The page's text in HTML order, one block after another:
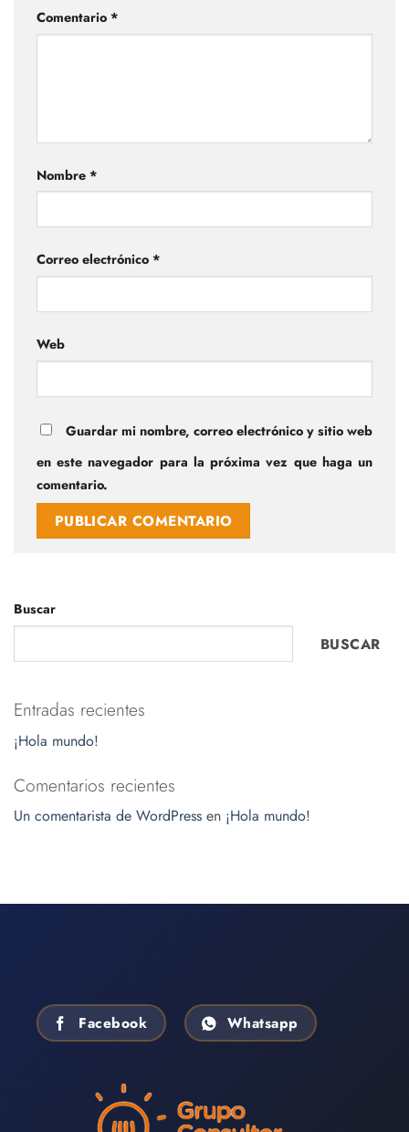
Comentario *
Nombre *
Correo electrónico *
Web
Guardar mi nombre, correo electrónico y sitio web
en este navegador para la próxima vez que haga un
comentario.
Buscar
BUSCAR
Entradas recientes
¡Hola mundo!
Comentarios recientes
Un comentarista de WordPress en ¡Hola mundo!
Facebook Whatsapp